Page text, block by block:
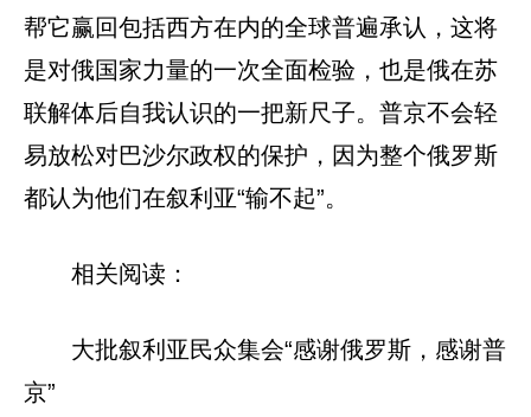
帮它赢回包括西方在内的全球普遍承认，这将
是对俄国家力量的一次全面检验，也是俄在苏
联解体后自我认识的一把新尺子。普京不会轻
易放松对巴沙尔政权的保护，因为整个俄罗斯
都认为他们在叙利亚“输不起”。
相关阅读：
大批叙利亚民众集会“感谢俄罗斯，感谢普
京”